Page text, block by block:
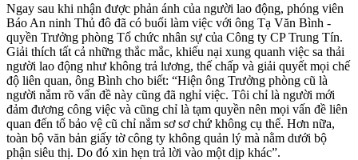
Ngay sau khi nhận được phản ánh của người lao động, phóng viên
Báo An ninh Thủ đô đã có buổi làm việc với ông Tạ Văn Bình -
quyền Trưởng phòng Tổ chức nhân sự của Công ty CP Trung Tín.
Giải thích tất cả những thắc mắc, khiếu nại xung quanh việc sa thải
người lao động như không trả lương, thế chấp và giải quyết mọi chế
độ liên quan, ông Bình cho biết: “Hiện ông Trưởng phòng cũ là
người nắm rõ vấn đề này cũng đã nghỉ việc. Tôi chỉ là người mới
đảm đương công việc và cũng chỉ là tạm quyền nên mọi vấn đề liên
quan đến tổ bảo vệ cũ chỉ nắm sơ sơ chứ không cụ thể. Hơn nữa,
toàn bộ văn bản giấy tờ công ty không quản lý mà nằm dưới bộ
phận siêu thị. Do đó xin hẹn trả lời vào một dịp khác”.